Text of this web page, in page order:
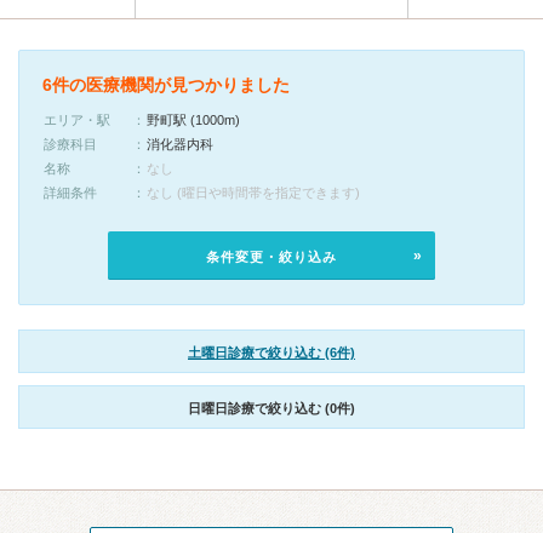
6件の医療機関が見つかりました
エリア・駅
野町駅 (1000m)
診療科目
消化器内科
名称
なし
詳細条件
なし (曜日や時間帯を指定できます)
条件変更・絞り込み
土曜日診療で絞り込む (6件)
日曜日診療で絞り込む (0件)